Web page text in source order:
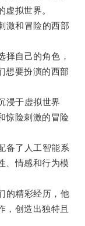
拟世界。
和冒险的西部
自己的角色，
想要扮演的西部
于虚拟世界
惊险刺激的冒险
了人工智能系
、情感和行为模
精彩经历，他
，创造出独特且